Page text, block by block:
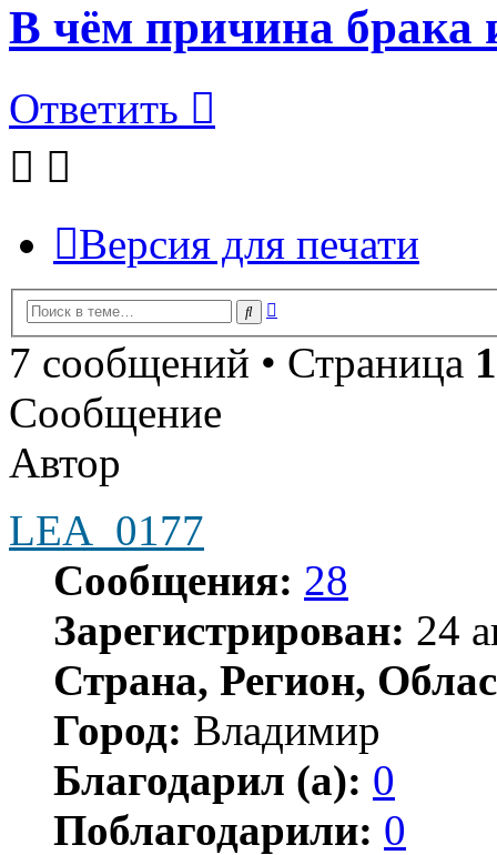
В чём причина брака
Ответить
Версия для печати
Поиск
7 сообщений • Страница 1
Сообщение
Автор
LEA_0177
Сообщения: 28
Зарегистрирован: 24
Страна, Регион,
Город: Владимир
Благодарил (а): 0
Поблагодарили: 0